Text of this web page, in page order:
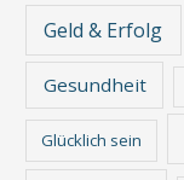
Geld & Erfolg
Gesundheit
Glücklich sein